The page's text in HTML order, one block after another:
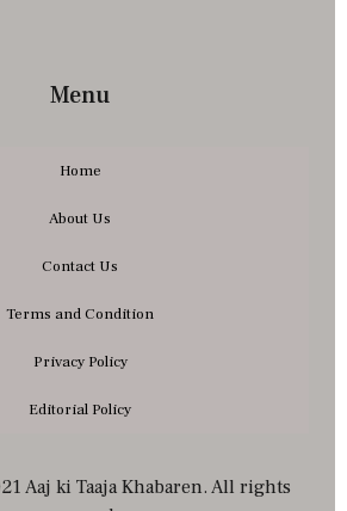
Menu
Home
About Us
Contact Us
Terms and Condition
Privacy Policy
Editorial Policy
Aaj ki Taaja Khabaren. All rights